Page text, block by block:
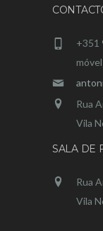
+351
Rua
Vila
SALA DE
Rua
Vila